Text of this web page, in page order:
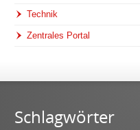
Technik
Zentrales Portal
Schlagwörter